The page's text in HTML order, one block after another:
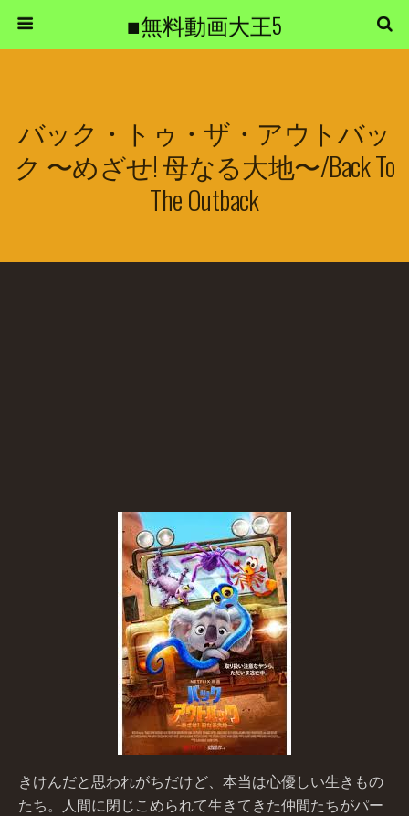
■無料動画大王5
バック・トゥ・ザ・アウトバッ
ク 〜めざせ! 母なる大地〜/Back To
The Outback
きけんだと思われがちだけど、本当は心優しい生きもの
たち。人間に閉じこめられて生きてきた仲間たちがパー